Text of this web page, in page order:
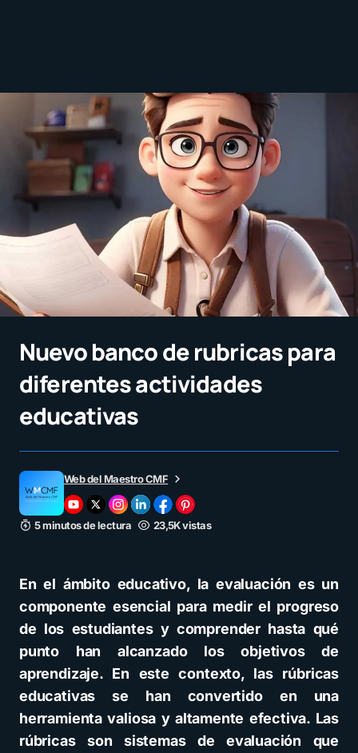
Nuevo banco de rubricas para
diferentes actividades
educativas
Web del Maestro CMF
5 minutos de lectura 23,5K vistas
En el ámbito educativo, la evaluación es un
componente esencial para medir el progreso
de los estudiantes y comprender hasta qué
punto han alcanzado los objetivos de
aprendizaje. En este contexto, las rúbricas
educativas se han convertido en una
herramienta valiosa y altamente efectiva. Las
rúbricas son sistemas de evaluación que